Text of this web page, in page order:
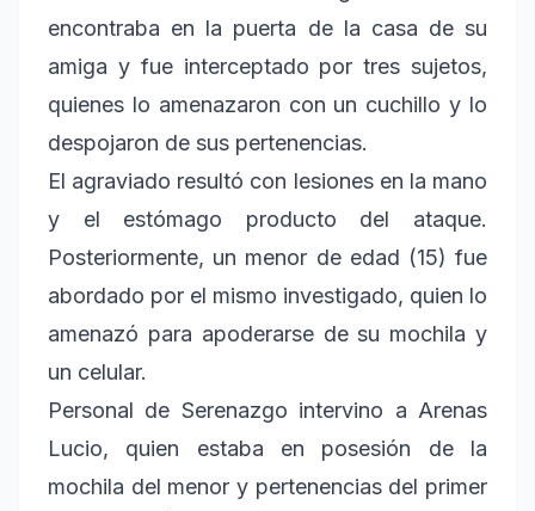
encontraba en la puerta de la casa de su
amiga y fue interceptado por tres sujetos,
quienes lo amenazaron con un cuchillo y lo
despojaron de sus pertenencias.
El agraviado resultó con lesiones en la mano
y el estómago producto del ataque.
Posteriormente, un menor de edad (15) fue
abordado por el mismo investigado, quien lo
amenazó para apoderarse de su mochila y
un celular.
Personal de Serenazgo intervino a Arenas
Lucio, quien estaba en posesión de la
mochila del menor y pertenencias del primer